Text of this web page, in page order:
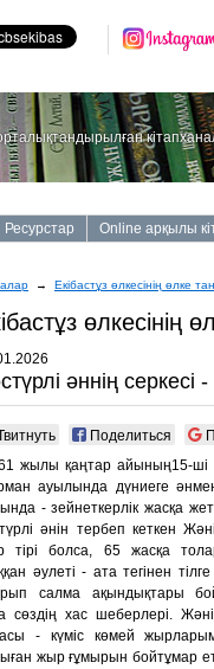
Ресурстар Online арқылы
→ Екiбастұз өлкесiнiң өлке
өлкесiнiң
әннің серкесі
Поделиться
жылы қаңтар айының15-
ауылында дүниеге
- зейнеткерлік жасқа
әнін тербеп кеткен
тірі болса, 65 жасқа
әулеті - ата тегінен
салма ақындықтары
сөздің хас шеберлері.
- күміс көмей
жыр ғұмырын бойтұмар